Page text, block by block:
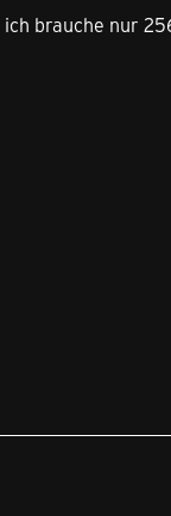
brauche nur